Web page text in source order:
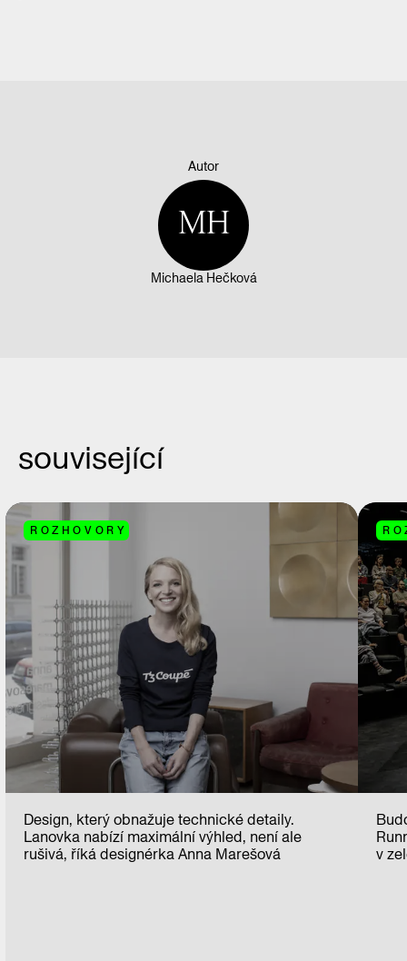
Autor
MH
Michaela Hečková
související
ROZHOVORY
Design, který obnažuje technické detaily.
Lanovka nabízí maximální výhled, není ale
rušivá, říká designérka Anna Marešová
v